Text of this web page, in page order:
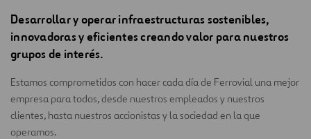
Desarrollar y operar infraestructuras sostenibles,
innovadoras y eficientes creando valor para nuestros
grupos de interés.
Estamos comprometidos con hacer cada día de Ferrovial una mejor
empresa para todos, desde nuestros empleados y nuestros
clientes, hasta nuestros accionistas y la sociedad en la que
operamos.